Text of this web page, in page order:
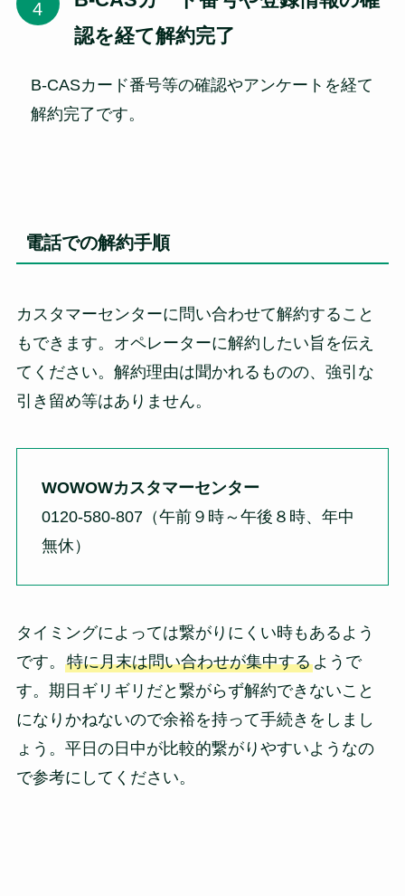
認を経て解約完了
B-CASカード番号等の確認やアンケートを経て
解約完了です。
電話での解約手順
カスタマーセンターに問い合わせて解約すること
もできます。オペレーターに解約したい旨を伝え
てください。解約理由は聞かれるものの、強引な
引き留め等はありません。
WOWOWカスタマーセンター
0120-580-807（午前９時～午後８時、年中
無休）
タイミングによっては繋がりにくい時もあるよう
です。 特に月末は問い合わせが集中するようで
す。期日ギリギリだと繋がらず解約できないこと
になりかねないので余裕を持って手続きをしまし
ょう。平日の日中が比較的繋がりやすいようなの
で参考にしてください。